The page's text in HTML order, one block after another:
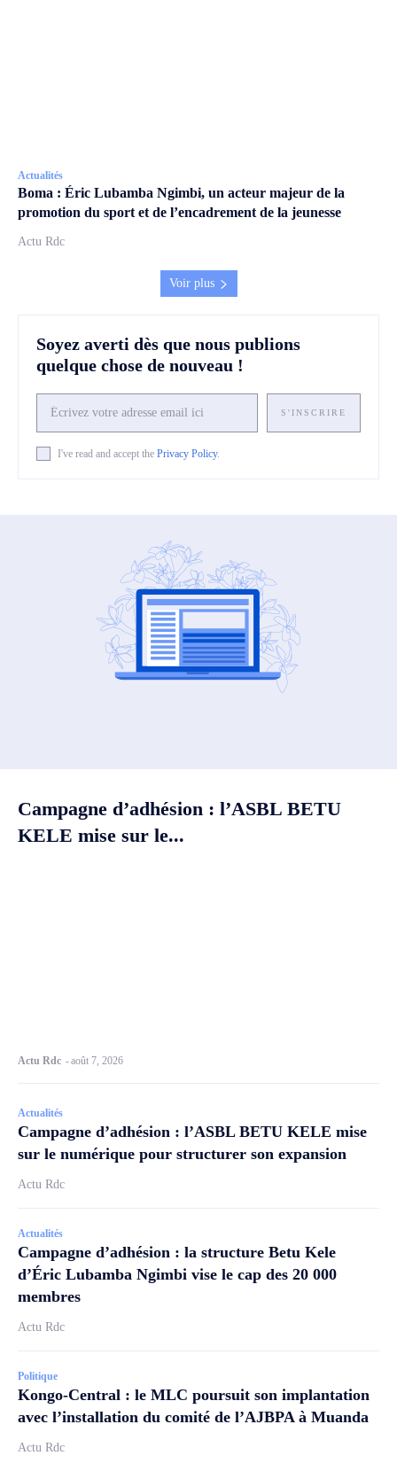
Actualités
Boma : Éric Lubamba Ngimbi, un acteur majeur de la
promotion du sport et de l’encadrement de la jeunesse
Actu Rdc
Voir plus
Soyez averti dès que nous publions
quelque chose de nouveau !
S'INSCRIRE
I've read and accept the Privacy Policy.
Campagne d’adhésion : l’ASBL BETU
KELE mise sur le...
Actu Rdc -août 7, 2026
Actualités
Campagne d’adhésion : l’ASBL BETU KELE mise
sur le numérique pour structurer son expansion
Actu Rdc
Actualités
Campagne d’adhésion : la structure Betu Kele
d’Éric Lubamba Ngimbi vise le cap des 20 000
membres
Actu Rdc
Politique
Kongo-Central : le MLC poursuit son implantation
avec l’installation du comité de l’AJBPA à Muanda
Actu Rdc